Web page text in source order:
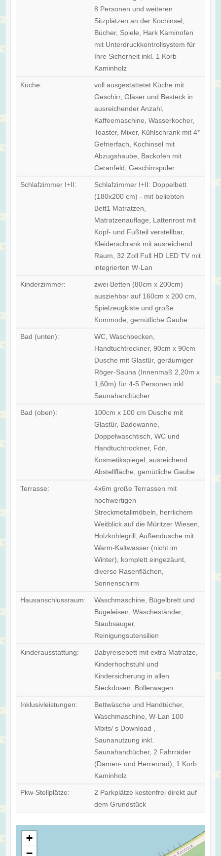
8 Personen und weiteren
Sitzplätzen an der Kochinsel,
Bücher, Spiele, Hark Kaminofen
mit Unterdruckkontrollsystem für
Ihre Sicherheit inkl. 1 Korb
Kaminholz
Küche:
voll ausgestattetet Küche mit
Geschirr, Gläser und Besteck in
ausreichender Anzahl,
Kaffeemaschine, Wasserkocher,
Toaster, Mixer, Kühlschrank mit 4*
Gefrierfach, Kochinsel mit
Abzugshaube, Backofen mit
Ceranfeld, Geschirrspüler
Schlafzimmer I+II:
Schlafzimmer I+II: Doppelbett
(180x200 cm) - mit beliebten
Bett1 Matratzen,
Matratzenauflage, Lattenrost mit
Kopf- und Fußteil verstellbar,
Kleiderschrank mit ausreichend
Raum, 32 Zoll Full HD LED TV mit
integrierten W-Lan
Kinderzimmer:
zwei Betten (80cm x 200cm)
ausziehbar auf 160cm x 200 cm,
Spielzeugkiste und große
Kommode, gemütliche Gaube
Bad (unten):
WC, Waschbecken,
Handtuchtrockner, 90cm x 90cm
Dusche mit Glastür, geräumiger
Röger-Sauna (Innenmaß 2,20m x
1,60m) für 4-5 Personen inkl.
Saunahandtücher
Bad (oben):
100cm x 100 cm Dusche mit
Glastür, Badewanne,
Doppelwaschtisch, WC und
Handtuchtrockner, Fön,
Kosmetikspiegel, ausreichend
Abstellfläche, gemütliche Gaube
Terrasse:
4x6m große Terrassen mit
hochwertigen
Streckmetallmöbeln, herrlichem
Weitblick auf die Müritzer Wiesen,
Holzkohlegrill, Außendusche mit
Warm-Kaltwasser (nicht im
Winter), komplett eingezäunt,
diverse Rasenflächen,
Sonnenschirm
Hausanschlussraum:
Waschmaschine, Bügelbrett und
Bügeleisen, Wäscheständer,
Staubsauger,
Reinigungsutensilien
Kinderausstattung:
Babyreisebett mit extra Matratze,
Kinderhochstuhl und
Kindersicherung in allen
Steckdosen, Bollerwagen
Inklusivleistungen:
Bettwäsche und Handtücher,
Waschmaschine, W-Lan 100
Mbits/ s Download ,
Saunanutzung inkl.
Saunahandtücher, 2 Fahrräder
(Damen- und Herrenrad), 1 Korb
Kaminholz
Pkw-Stellplätze:
2 Parkplätze kostenfrei direkt auf
dem Grundstück
+
−